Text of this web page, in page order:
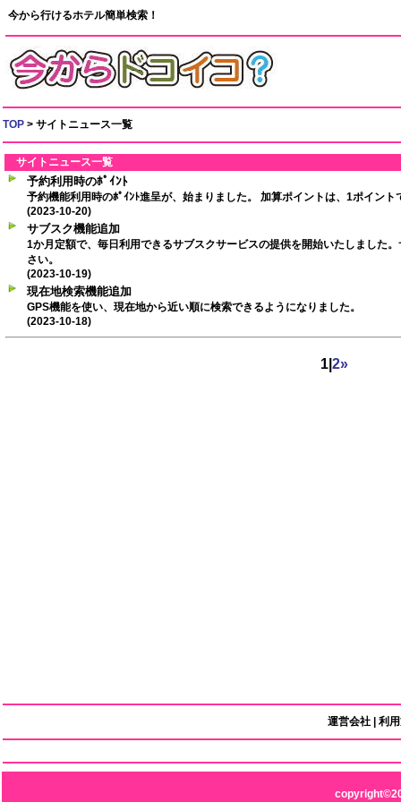
今から行けるホテル簡単検索！
TOP > サイトニュース一覧
サイトニュース一覧
予約利用時のﾎﾟｲﾝﾄ
予約機能利用時のﾎﾟｲﾝﾄ進呈が、始まりました。 加算ポイントは、1ポイント
(2023-10-20)
サブスク機能追加
1か月定額で、毎日利用できるサブスクサービスの提供を開始いたしました
さい。
(2023-10-19)
現在地検索機能追加
GPS機能を使い、現在地から近い順に検索できるようになりました。
(2023-10-18)
1 |2»
運営会社 |利